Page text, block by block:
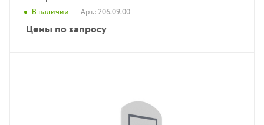
В наличии Арт.: 206.09.00
Цены по запросу